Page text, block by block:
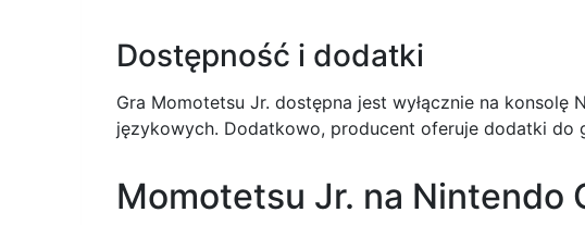
Dostępność i dodatki
Gra Momotetsu Jr. dostępna jest wyłącznie na
językowych. Dodatkowo, producent oferuje dodatki do
Momotetsu Jr. na Nintendo